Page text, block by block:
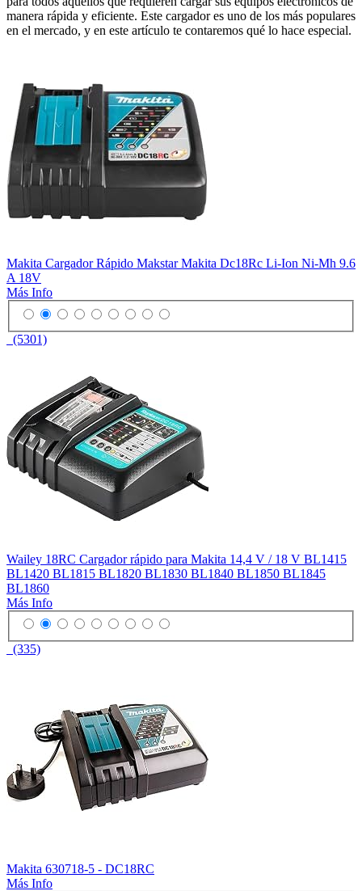
manera rápida y eficiente. Este cargador es uno de los más populares
en el mercado, y en este artículo te contaremos qué lo hace especial.
Makita Cargador Rápido Makstar Makita Dc18Rc Li-Ion Ni-Mh 9.6
A 18V
Más Info
(5301)
Wailey 18RC Cargador rápido para Makita 14,4 V / 18 V BL1415
BL1420 BL1815 BL1820 BL1830 BL1840 BL1850 BL1845
BL1860
Más Info
(335)
Makita 630718-5 - DC18RC
Más Info